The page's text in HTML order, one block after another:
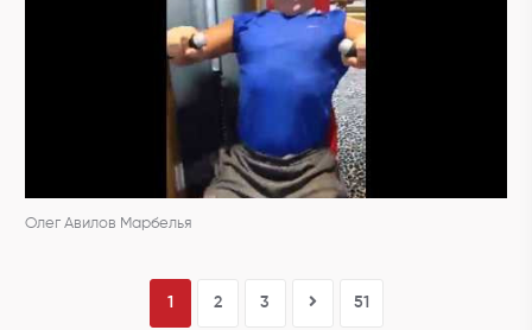
Олег Авилов Марбелья
1 2 3 51